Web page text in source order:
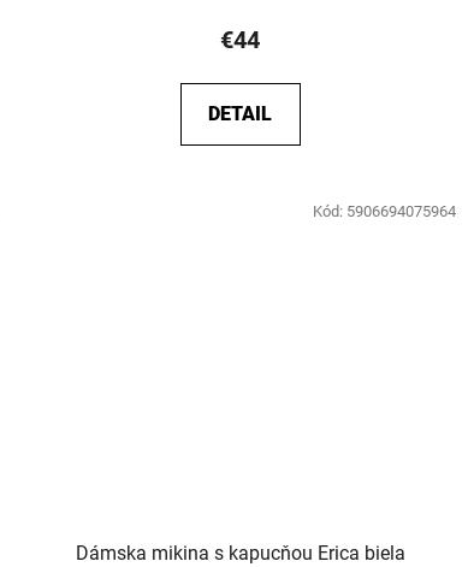
€44
DETAIL
Dámska mikina s kapucňou Erica biela
Kód: 5906694075964